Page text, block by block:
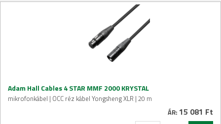
Adam Hall Cables 4 STAR MMF 2000 KRYSTAL
mikrofonkábel | OCC réz kábel Yongsheng XLR | 20 m
ÁR: 15 081 Ft